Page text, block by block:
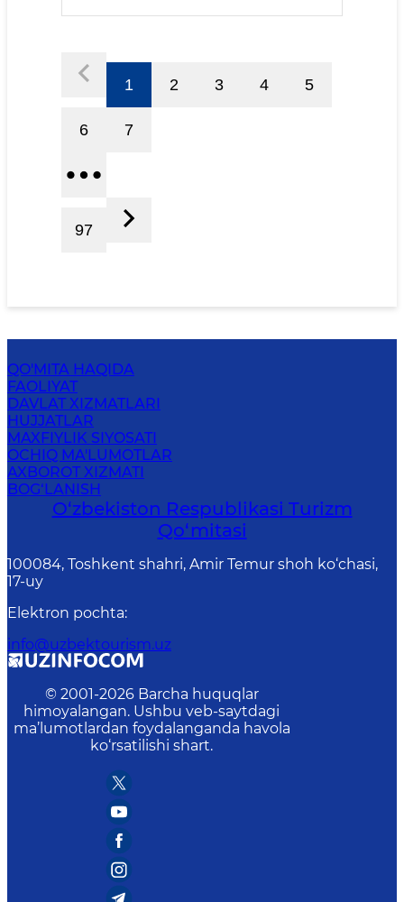
1 2 3 4 5
6 7
97
QO'MITA HAQIDA
FAOLIYAT
DAVLAT XIZMATLARI
HUJJATLAR
MAXFIYLIK SIYOSATI
OCHIQ MA'LUMOTLAR
AXBOROT XIZMATI
BOG‘LANISH
O‘zbekiston Respublikasi Turizm
Qo‘mitasi
100084, Toshkent shahri, Amir Temur shoh ko‘chasi,
17-uy
Elektron pochta:
info@uzbektourism.uz
© 2001-2026 Barcha huquqlar
himoyalangan. Ushbu veb-saytdagi
ma’lumotlardan foydalanganda havola
ko‘rsatilishi shart.